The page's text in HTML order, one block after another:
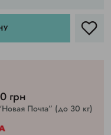
грн
Почта” (до 30 кг)